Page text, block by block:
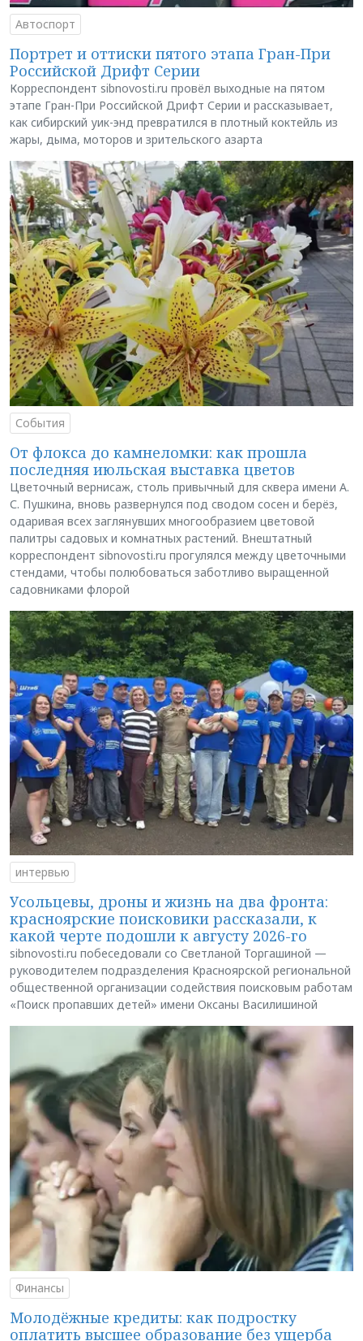
Автоспорт
Портрет и оттиски пятого этапа Гран-При
Российской Дрифт Серии
Корреспондент sibnovosti.ru провёл выходные на пятом
этапе Гран-При Российской Дрифт Серии и рассказывает,
как сибирский уик-энд превратился в плотный коктейль из
жары, дыма, моторов и зрительского азарта
События
От флокса до камнеломки: как прошла
последняя июльская выставка цветов
Цветочный вернисаж, столь привычный для сквера имени А.
С. Пушкина, вновь развернулся под сводом сосен и берёз,
одаривая всех заглянувших многообразием цветовой
палитры садовых и комнатных растений. Внештатный
корреспондент sibnovosti.ru прогулялся между цветочными
стендами, чтобы полюбоваться заботливо выращенной
садовниками флорой
интервью
Усольцевы, дроны и жизнь на два фронта:
красноярские поисковики рассказали, к
какой черте подошли к августу 2026-го
sibnovosti.ru побеседовали со Светланой Торгашиной —
руководителем подразделения Красноярской региональной
общественной организации содействия поисковым работам
«Поиск пропавших детей» имени Оксаны Василишиной
Финансы
Молодёжные кредиты: как подростку
оплатить высшее образование без ущерба